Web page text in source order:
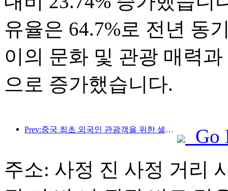
유율은 64.7%로 전년 동
이의 문화 및 관광 매력
으로 증가했습니다.
Prev:중국 최초 외국인 관광객을 위한 셀프서비스 문화관광 소비 시스템 상하이에 출시
Go
주소: 사정 진 사정 거리